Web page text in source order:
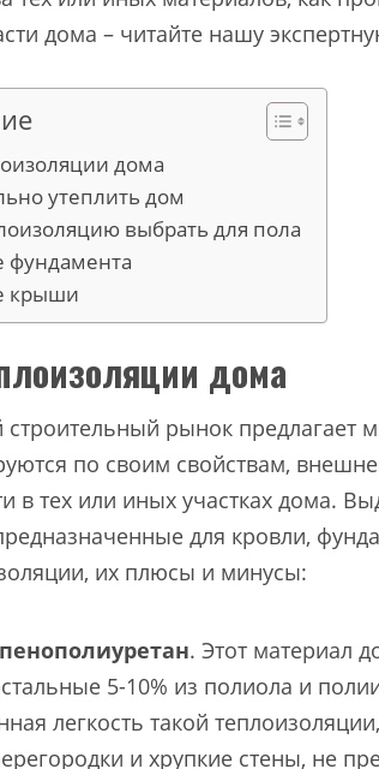
дома – читайте нашу
дома
утеплить дом
выбрать для пола
фундамента
крыши
дома
рынок предлагает
по своим свойствам,
в тех или иных участках дома.
для кровли,
их плюсы и минусы:
. Этот материал
5-10% из полиола и
легкость такой
и хрупкие стены, не